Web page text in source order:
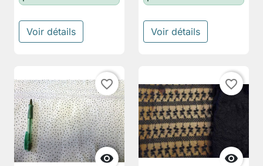
Voir détails Voir détails

favorite_border

favorite_border